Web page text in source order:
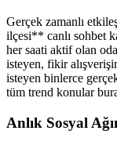
Gerçek zamanlı
ilçesi** canlı sohbet
her saati aktif olan
isteyen, fikir
isteyen binlerce
tüm trend konular
Anlık Sosyal